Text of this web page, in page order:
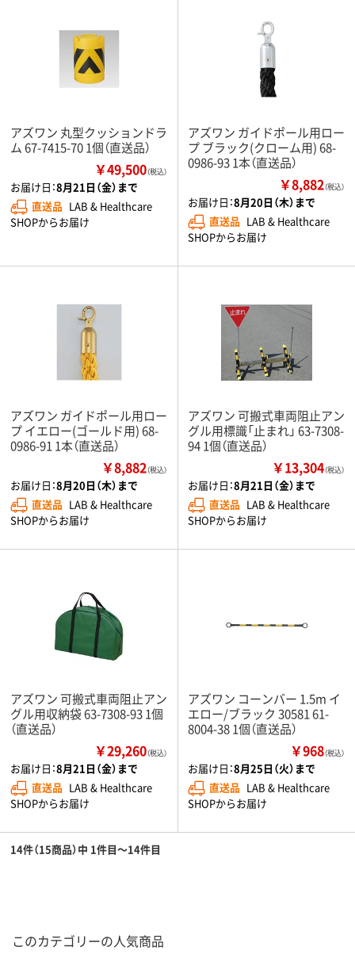
アズワン 丸型クッションドラ
ム 67-7415-70 1個（直送品）
￥49,500（税込）
お届け日：8月21日（金）まで
直送品 LAB & Healthcare
SHOPからお届け
アズワン ガイドポール用ロー
プ ブラック(クローム用) 68-
0986-93 1本（直送品）
￥8,882（税込）
お届け日：8月20日（木）まで
直送品 LAB & Healthcare
SHOPからお届け
アズワン ガイドポール用ロー
プ イエロー(ゴールド用) 68-
0986-91 1本（直送品）
￥8,882（税込）
お届け日：8月20日（木）まで
直送品 LAB & Healthcare
SHOPからお届け
アズワン 可搬式車両阻止アン
グル用標識「止まれ」 63-7308-
94 1個（直送品）
￥13,304（税込）
お届け日：8月21日（金）まで
直送品 LAB & Healthcare
SHOPからお届け
アズワン 可搬式車両阻止アン
グル用収納袋 63-7308-93 1個
（直送品）
￥29,260（税込）
お届け日：8月21日（金）まで
直送品 LAB & Healthcare
SHOPからお届け
アズワン コーンバー 1.5m イ
エロー/ブラック 30581 61-
8004-38 1個（直送品）
￥968（税込）
お届け日：8月25日（火）まで
直送品 LAB & Healthcare
SHOPからお届け
14件（15商品）中 1件目～14件目
このカテゴリーの人気商品